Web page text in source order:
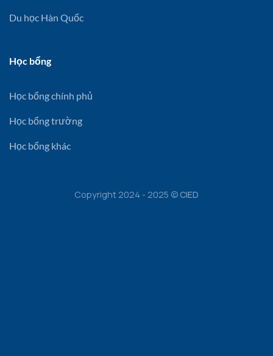
Du học Hàn Quốc
Học bổng
Học bổng chính phủ
Học bổng trường
Học bổng khác
Copyright 2024 - 2025 ©CIED